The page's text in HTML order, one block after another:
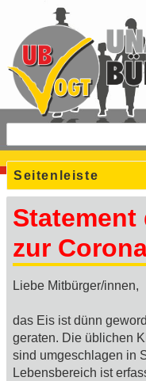
Seitenleiste
Statement
zur
Liebe Mitbürger/innen,
das Eis ist dünn
geraten. Die üblichen
sind umgeschlagen in
Lebensbereich ist